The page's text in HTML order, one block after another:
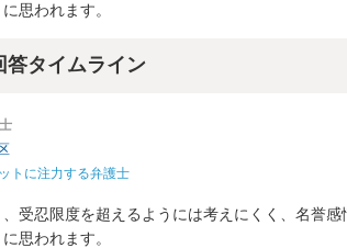
思われます。
答タイムライン
トに注力する弁護士
受忍限度を超えるようには考えにくく、名誉
思われます。